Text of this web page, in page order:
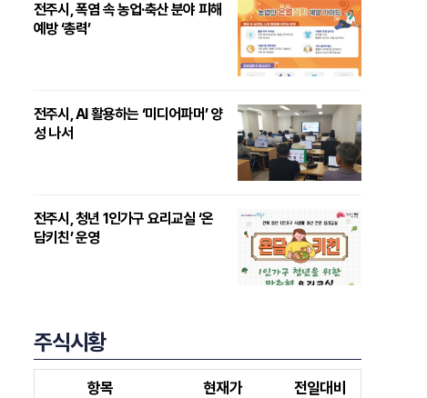
전주시, 폭염 속 농업·축산 분야 피해
예방 ‘총력’
전주시, AI 활용하는 ‘미디어파머’ 양
성 나서
전주시, 청년 1인가구 요리교실 ‘온
담키친’ 운영
주식시황
항목 현재가 전일대비